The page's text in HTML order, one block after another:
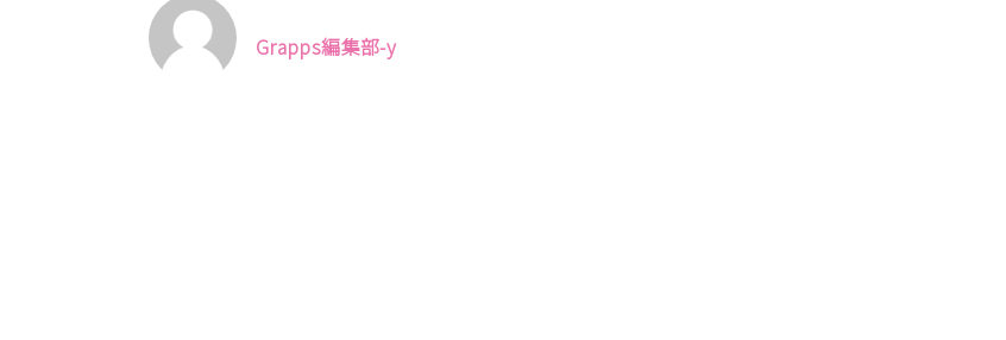
Grapps編集部-y